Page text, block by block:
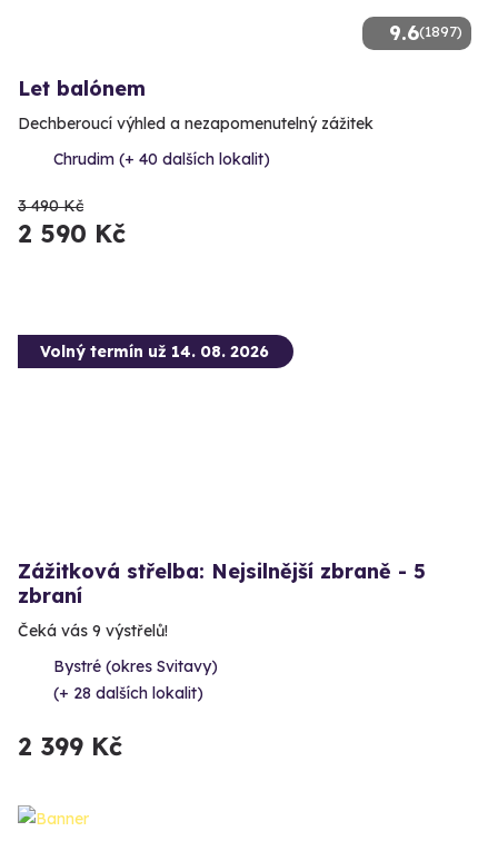
9.6(1897)
Let balónem
Dechberoucí výhled a nezapomenutelný zážitek
Chrudim (+ 40 dalších lokalit)
3 490 Kč
2 590 Kč
Volný termín už 14. 08. 2026
Zážitková střelba: Nejsilnější zbraně - 5
zbraní
Čeká vás 9 výstřelů!
Bystré (okres Svitavy)
(+ 28 dalších lokalit)
2 399 Kč